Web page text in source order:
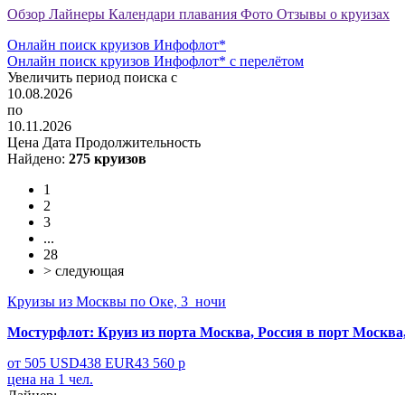
Обзор Лайнеры Календари плавания Фото Отзывы о круизах
Онлайн поиск круизов Инфофлот*
Онлайн поиск круизов Инфофлот* c перелётом
Увеличить период поиска с
10.08.2026
по
10.11.2026
Цена Дата Продолжительность
Найдено: 275 круизов
1
2
3
...
28
> cледующая
Круизы из Москвы по Оке, 3 ночи
Мостурфлот: Круиз из порта Москва, Россия в порт
от 505 USD438 EUR43 560 р
цена на 1 чел.